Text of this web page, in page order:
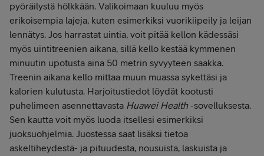
pyöräilystä hölkkään. Valikoimaan kuuluu myös
erikoisempia lajeja, kuten esimerkiksi vuorikiipeily ja leijan
lennätys. Jos harrastat uintia, voit pitää kellon kädessäsi
myös uintitreenien aikana, sillä kello kestää kymmenen
minuutin upotusta aina 50 metrin syvyyteen saakka.
Treenin aikana kello mittaa muun muassa sykettäsi ja
kalorien kulutusta. Harjoitustiedot löydät kootusti
puhelimeen asennettavasta Huawei Health-sovelluksesta.
Sen kautta voit myös luoda itsellesi esimerkiksi
juoksuohjelmia. Juostessa saat lisäksi tietoa
askeltiheydestä- ja pituudesta, nousuista, laskuista ja